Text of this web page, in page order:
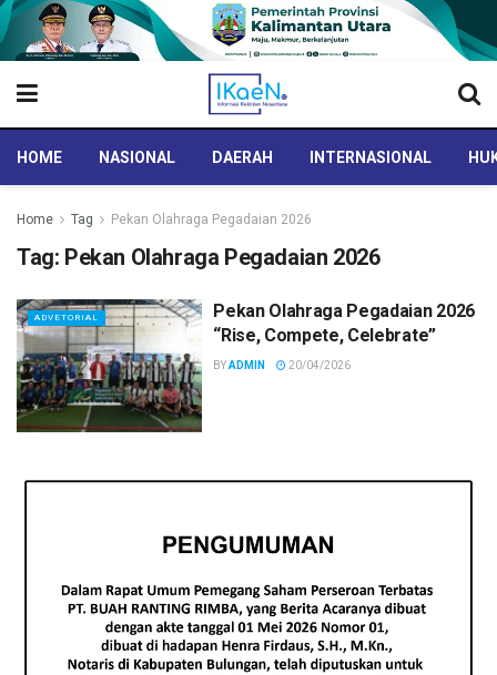
HOME NASIONAL DAERAH INTERNASIONAL
Home Tag Pekan Olahraga Pegadaian 2026
Tag: Pekan Olahraga Pegadaian 2026
ADVETORIAL
Pekan Olahraga Pegadaian 2026
“Rise, Compete, Celebrate”
BYADMIN 20/04/2026